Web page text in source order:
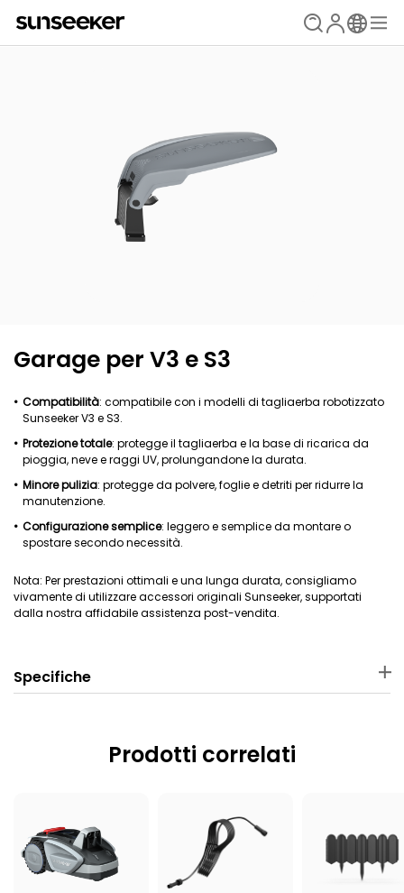
Garage per V3 e S3
Compatibilità: compatibile con i modelli di tagliaerba robotizzato
Sunseeker V3 e S3.
Protezione totale: protegge il tagliaerba e la base di ricarica da
pioggia, neve e raggi UV, prolungandone la durata.
Minorepulizia: protegge da polvere, foglie e detriti per ridurre la
manutenzione.
Configurazione semplice: leggero e semplice da montare o
spostare secondo necessità.
Nota: Per prestazioni ottimali e una lunga durata, consigliamo
vivamente di utilizzare accessori originali Sunseeker, supportati
dalla nostra affidabile assistenza post-vendita.
Specifiche
PP 74 × 47 × 19 cm
Sunseeker V3 / S3
Prodotti correlati